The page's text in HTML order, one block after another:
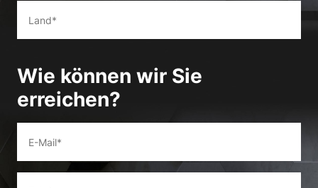
Wie können wir Sie
erreichen?